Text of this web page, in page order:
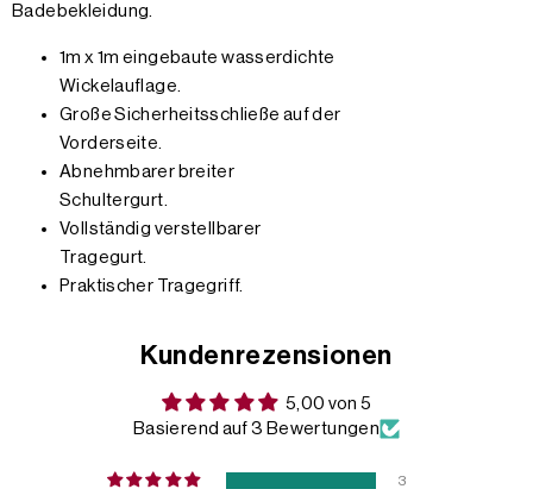
Badebekleidung.
1m x 1m eingebaute wasserdichte
Wickelauflage.
Große Sicherheitsschließe auf der
Vorderseite.
Abnehmbarer breiter
Schultergurt.
Vollständig verstellbarer
Tragegurt.
Praktischer Tragegriff.
Kundenrezensionen
5,00 von 5
Basierend auf 3 Bewertungen
3